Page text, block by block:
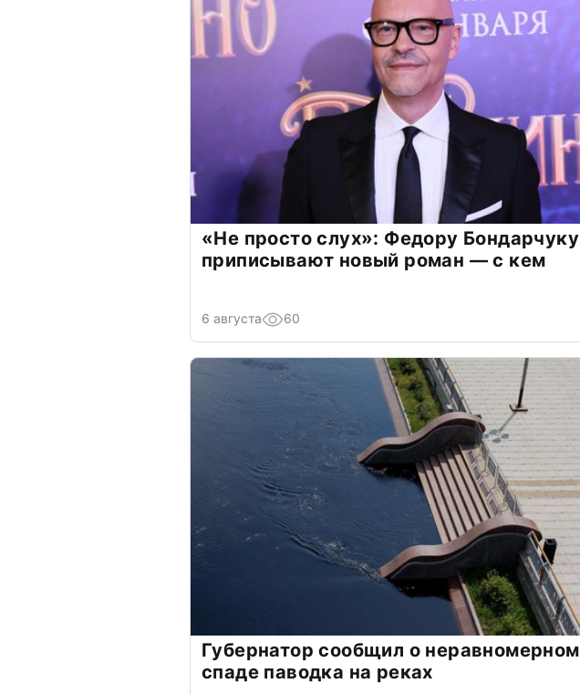
«Не просто слух»: Федору Бондарчуку
приписывают новый роман — с кем
6 августа 60
Губернатор сообщил о неравномерном
спаде паводка на реках